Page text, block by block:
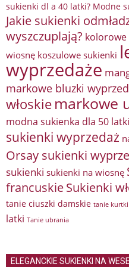
sukienki dl a 40 latki? Modne
Jakie sukienki
wyszczuplają? kolorowe
wiosnę koszulowe sukienki
wyprzedaże
markowe bluzki
włoskie markowe
modna sukienka dla 50 latki
sukienki wyprzedaż
Orsay sukienki
sukienki sukienki na wiosnę
francuskieSukienki
tanie ciuszki damskie tanie
latki Tanie ubrania
ELEGANCKIE SUKIENKI NA